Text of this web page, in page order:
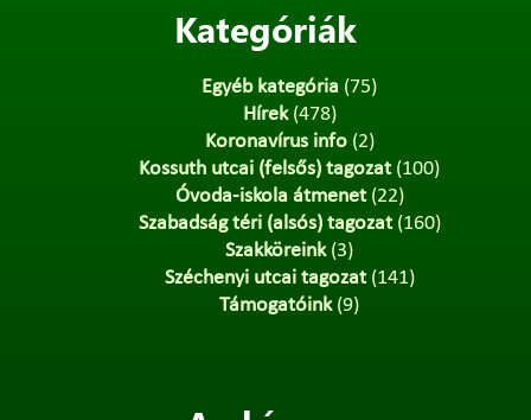
Kategóriák
Egyéb kategória (75)
Hírek(478)
Koronavírus info(2)
Kossuth utcai (felsős) tagozat(100)
Óvoda-iskola átmenet(22)
Szabadság téri (alsós) tagozat(160)
Szakköreink(3)
Széchenyi utcai tagozat(141)
Támogatóink(9)